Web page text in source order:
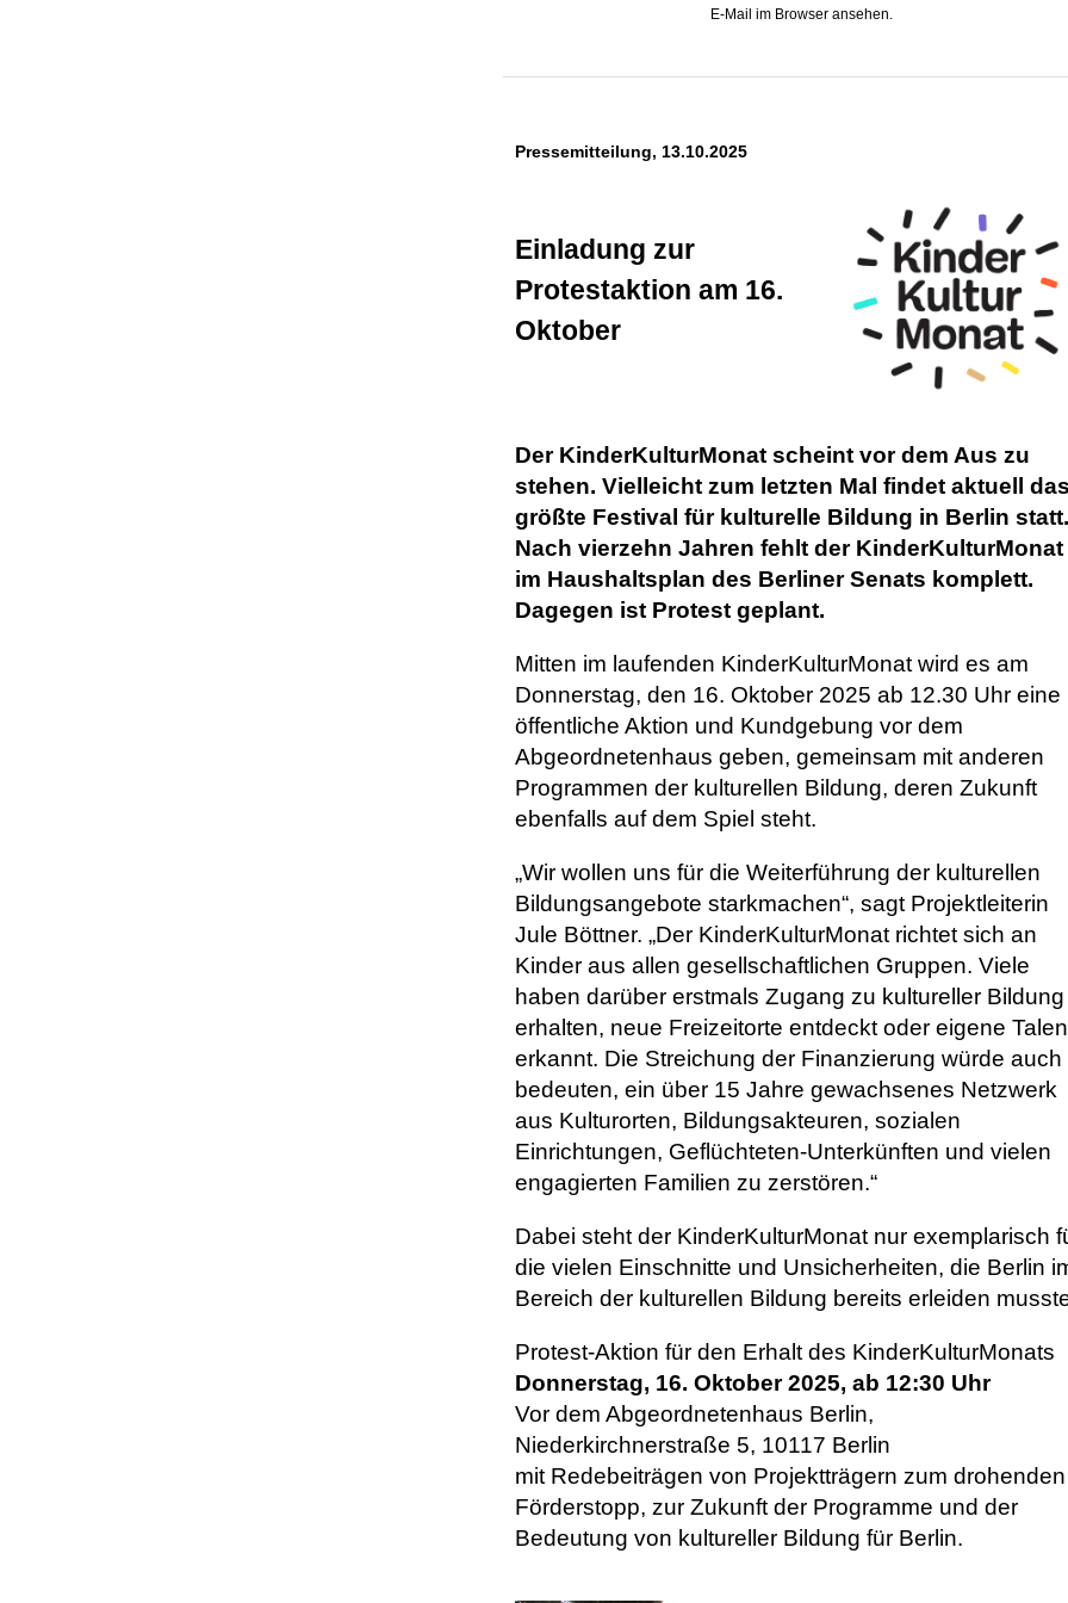
E-Mail im Browser ansehen.
Pressemitteilung, 13.10.2025
Einladung zur
Protestaktion am 16.
Oktober
Der KinderKulturMonat scheint vor dem Aus zu
stehen. Vielleicht zum letzten Mal findet aktuell
größte Festival für kulturelle Bildung in Berlin statt.
Nach vierzehn Jahren fehlt der KinderKulturMonat
im Haushaltsplan des Berliner Senats komplett.
Dagegen ist Protest geplant.
Mitten im laufenden KinderKulturMonat wird es am
Donnerstag, den 16. Oktober 2025 ab 12.30 Uhr eine
öffentliche Aktion und Kundgebung vor dem
Abgeordnetenhaus geben, gemeinsam mit anderen
Programmen der kulturellen Bildung, deren Zukunft
ebenfalls auf dem Spiel steht.
„Wir wollen uns für die Weiterführung der kulturellen
Bildungsangebote starkmachen“, sagt Projektleiterin
Jule Böttner. „Der KinderKulturMonat richtet sich an
Kinder aus allen gesellschaftlichen Gruppen. Viele
haben darüber erstmals Zugang zu kultureller Bildung
erhalten, neue Freizeitorte entdeckt oder eigene
erkannt. Die Streichung der Finanzierung würde auch
bedeuten, ein über 15 Jahre gewachsenes Netzwerk
aus Kulturorten, Bildungsakteuren, sozialen
Einrichtungen, Geflüchteten-Unterkünften und vielen
engagierten Familien zu zerstören.“
Dabei steht der KinderKulturMonat nur exemplarisch
die vielen Einschnitte und Unsicherheiten, die Berlin
Bereich der kulturellen Bildung bereits erleiden
Protest-Aktion für den Erhalt des KinderKulturMonats
Donnerstag, 16. Oktober 2025, ab 12:30 Uhr
Vor dem Abgeordnetenhaus Berlin,
Niederkirchnerstraße 5, 10117 Berlin
mit Redebeiträgen von Projektträgern zum drohenden
Förderstopp, zur Zukunft der Programme und der
Bedeutung von kultureller Bildung für Berlin.